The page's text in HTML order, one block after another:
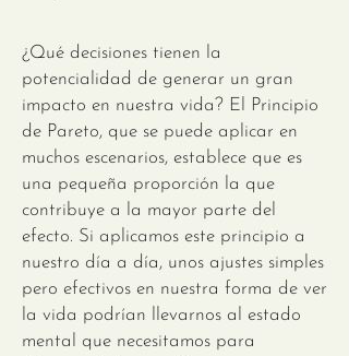
¿Qué decisiones tienen la
potencialidad de generar un gran
impacto en nuestra vida? El Principio
de Pareto, que se puede aplicar en
muchos escenarios, establece que es
una pequeña proporción la que
contribuye a la mayor parte del
efecto. Si aplicamos este principio a
nuestro día a día, unos ajustes simples
pero efectivos en nuestra forma de ver
la vida podrían llevarnos al estado
mental que necesitamos para